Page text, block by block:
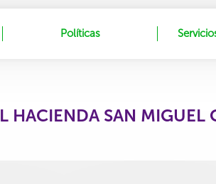
Políticas
HACIENDA SAN MIGUEL